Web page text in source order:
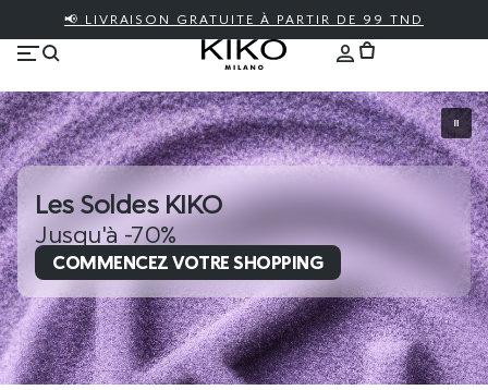
📢 LIVRAISON GRATUITE À PARTIR DE 99 TND
Les Soldes KIKO
Jusqu'à -70%
COMMENCEZ VOTRE SHOPPING